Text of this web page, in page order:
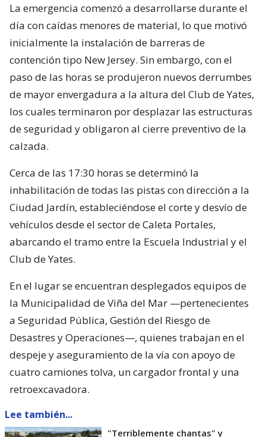
La emergencia comenzó a desarrollarse durante el
día con caídas menores de material, lo que motivó
inicialmente la instalación de barreras de
contención tipo New Jersey. Sin embargo, con el
paso de las horas se produjeron nuevos derrumbes
de mayor envergadura a la altura del Club de Yates,
los cuales terminaron por desplazar las estructuras
de seguridad y obligaron al cierre preventivo de la
calzada.
Cerca de las 17:30 horas se determinó la
inhabilitación de todas las pistas con dirección a la
Ciudad Jardín, estableciéndose el corte y desvío de
vehículos desde el sector de Caleta Portales,
abarcando el tramo entre la Escuela Industrial y el
Club de Yates.
En el lugar se encuentran desplegados equipos de
la Municipalidad de Viña del Mar —pertenecientes
a Seguridad Pública, Gestión del Riesgo de
Desastres y Operaciones—, quienes trabajan en el
despeje y aseguramiento de la vía con apoyo de
cuatro camiones tolva, un cargador frontal y una
retroexcavadora.
Lee también...
"Terriblemente chantas" y